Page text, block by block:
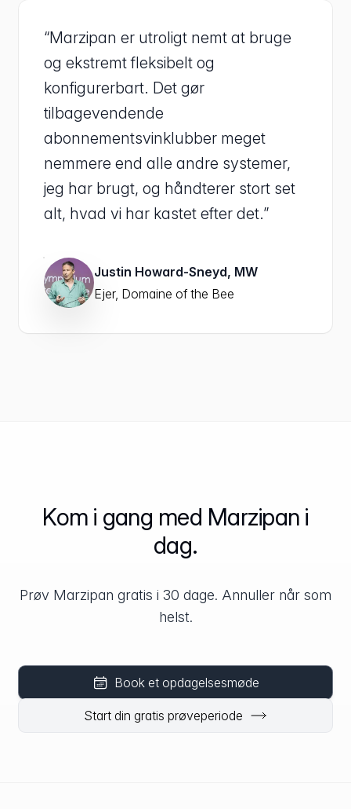
“Marzipan er utroligt nemt at bruge
og ekstremt fleksibelt og
konfigurerbart. Det gør
tilbagevendende
abonnementsvinklubber meget
nemmere end alle andre systemer,
jeg har brugt, og håndterer stort set
alt, hvad vi har kastet efter det.”
Justin Howard-Sneyd, MW
Ejer, Domaine of the Bee
Kom i gang med Marzipan i
dag.
Prøv Marzipan gratis i 30 dage. Annuller når som
helst.
Book et opdagelsesmøde
Start din gratis prøveperiode